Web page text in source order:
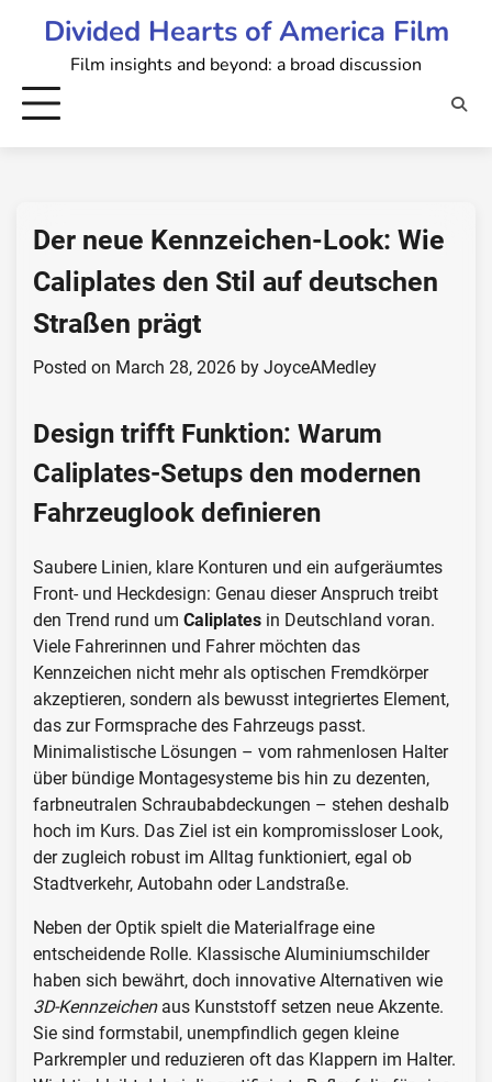
Divided Hearts of America Film
Film insights and beyond: a broad discussion
Der neue Kennzeichen-Look: Wie
Caliplates den Stil auf deutschen
Straßen prägt
Posted on March 28, 2026 by JoyceAMedley
Design trifft Funktion: Warum
Caliplates-Setups den modernen
Fahrzeuglook definieren
Saubere Linien, klare Konturen und ein aufgeräumtes
Front- und Heckdesign: Genau dieser Anspruch treibt
den Trend rund um Caliplates in Deutschland voran.
Viele Fahrerinnen und Fahrer möchten das
Kennzeichen nicht mehr als optischen Fremdkörper
akzeptieren, sondern als bewusst integriertes Element,
das zur Formsprache des Fahrzeugs passt.
Minimalistische Lösungen – vom rahmenlosen Halter
über bündige Montagesysteme bis hin zu dezenten,
farbneutralen Schraubabdeckungen – stehen deshalb
hoch im Kurs. Das Ziel ist ein kompromissloser Look,
der zugleich robust im Alltag funktioniert, egal ob
Stadtverkehr, Autobahn oder Landstraße.
Neben der Optik spielt die Materialfrage eine
entscheidende Rolle. Klassische Aluminiumschilder
haben sich bewährt, doch innovative Alternativen wie
3D-Kennzeichenaus Kunststoff setzen neue Akzente.
Sie sind formstabil, unempfindlich gegen kleine
Parkrempler und reduzieren oft das Klappern im Halter.